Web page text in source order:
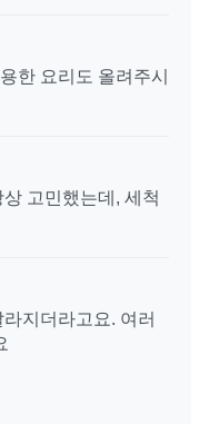
한 요리도 올려주시
고민했는데, 세척
지더라고요. 여러